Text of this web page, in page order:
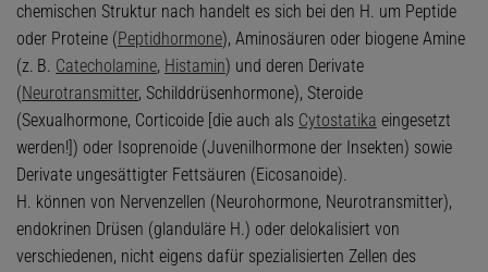
chemischen Struktur nach handelt es sich bei den H. um Peptide
oder Proteine (Peptidhormone), Aminosäuren oder biogene Amine
(z. B. Catecholamine, Histamin) und deren Derivate
(Neurotransmitter, Schilddrüsenhormone), Steroide
(Sexualhormone, Corticoide [die auch als Cytostatika eingesetzt
werden!]) oder Isoprenoide (Juvenilhormone der Insekten) sowie
Derivate ungesättigter Fettsäuren (Eicosanoide).
H. können von Nervenzellen (Neurohormone, Neurotransmitter),
endokrinen Drüsen (glanduläre H.) oder delokalisiert von
verschiedenen, nicht eigens dafür spezialisierten Zellen des